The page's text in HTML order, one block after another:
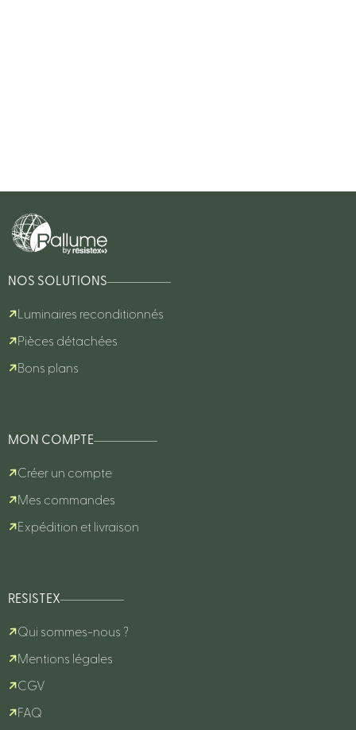
NOS SOLUTIONS
Luminaires reconditionnés
Pièces détachées
Bons plans
MON COMPTE
Créer un compte
Mes commandes
Expédition et livraison
RESISTEX
Qui sommes-nous ?
Mentions légales
CGV
FAQ